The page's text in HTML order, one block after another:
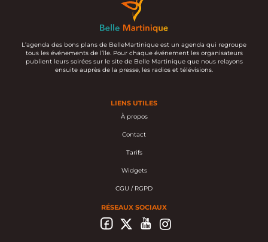
L’agenda des bons plans de BelleMartinique est un agenda qui regroupe
tous les événements de l’île. Pour chaque événement les organisateurs
publient leurs soirées sur le site de Belle Martinique que nous relayons
ensuite auprès de la presse, les radios et télévisions.
LIENS UTILES
À propos
Contact
Tarifs
Widgets
CGU / RGPD
RÉSEAUX SOCIAUX